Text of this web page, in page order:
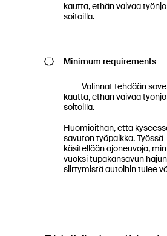
kautta, ethän vaivaa
soitoilla.
Minimum requirements
kautta, ethän vaivaa
soitoilla.
Huomioithan, että
savuton työpaikka. Työssä
käsitellään ajoneuvoja,
vuoksi tupakansavun hajun
siirtymistä autoihin tulee